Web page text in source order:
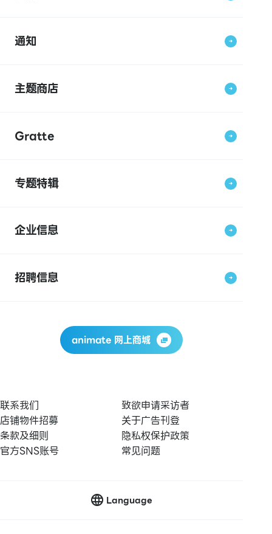
通知
主题商店
Gratte
专题特辑
企业信息
招聘信息
animate 网上商城
联系我们
致欲申请采访者
店铺物件招募
关于广告刊登
条款及细则
隐私权保护政策
官方SNS账号
常见问题
Language